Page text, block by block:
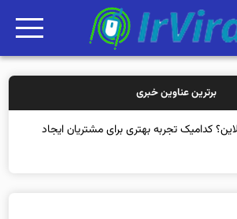
برترین عناوین خبری